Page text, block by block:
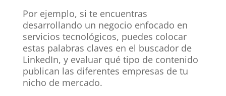
Por ejemplo, si te encuentras
desarrollando un negocio enfocado en
servicios tecnológicos, puedes colocar
estas palabras claves en el buscador de
LinkedIn, y evaluar qué tipo de contenido
publican las diferentes empresas de tu
nicho de mercado.